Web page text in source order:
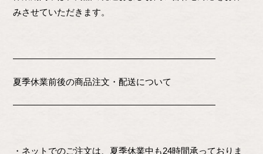
みさせていただきます。
―――――――――――――――――――――――
夏季休業前後の商品注文・配送について
―――――――――――――――――――――――
・ネットでのご注文は、夏季休業中も24時間承っておりま